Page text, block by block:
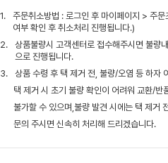
1.
주문취소방법 : 로그인 후 마이페이지 > 주
여부 확인 후 취소처리 진행됩니다.)
2.
상품불량시 고객센터로 접수해주시면 불량
으로 진행됩니다.
3.
상품 수령 후 택 제거 전, 불량/오염 등 하자
택 제거 시 초기 불량 확인이 어려워 교환/반
불가할 수 있으며,불량 발견 시에는 택 제거
문의 주시면 신속히 처리해 드리겠습니다.